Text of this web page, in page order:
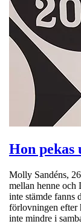
Hon pekas
Molly Sandéns,
mellan henne och
inte stämde fanns
förlovningen efter
inte mindre i